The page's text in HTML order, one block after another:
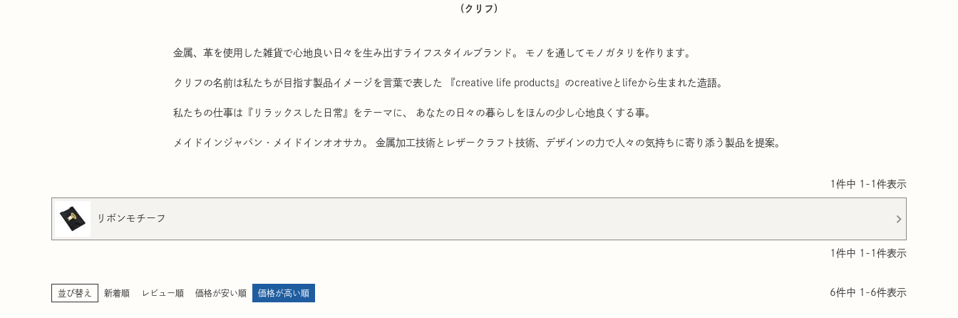
(クリフ)
金属、革を使用した雑貨で心地良い日々を生み出すライフスタイルブランド。 モノを通してモノガタリを作ります。
クリフの名前は私たちが目指す製品イメージを言葉で表した 『creative life products』のcreativeとlifeから生まれた造語。
私たちの仕事は『リラックスした日常』をテーマに、 あなたの日々の暮らしをほんの少し心地良くする事。
メイドインジャパン・メイドインオオサカ。 金属加工技術とレザークラフト技術、デザインの力で人々の気持ちに寄り添う製品を提案。
1 件中 1 - 1 件表示
リボンモチーフ
1 件中 1 - 1 件表示
並び替え 新着順 レビュー順 価格が安い順 価格が高い順 6件中 1 -6件表示